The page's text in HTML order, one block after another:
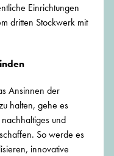
Einrichtungen
dritten Stockwerk mit
Ansinnen der
halten, gehe es
und
So werde es
innovative